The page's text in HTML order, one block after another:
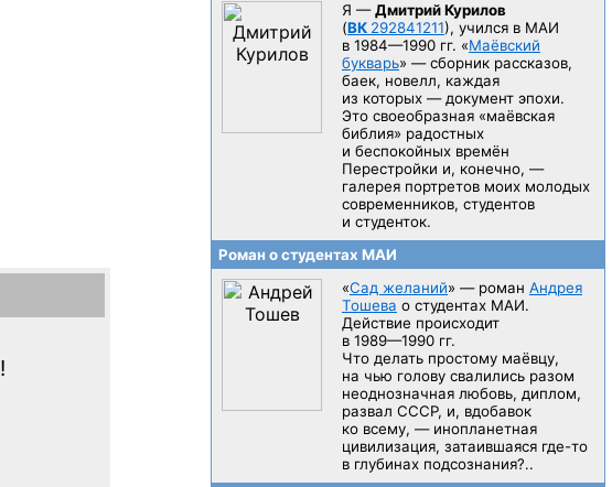
!
Я —Дмитрий Курилов
(ВК 292841211), учился в МАИ
в 1984—1990 гг. «Маёвский
букварь» — сборник рассказов,
баек, новелл, каждая
из которых — документ эпохи.
Это своеобразная «маёвская
библия» радостных
и беспокойных времён
Перестройки и, конечно, —
галерея портретов моих молодых
современников, студентов
и студенток.
Роман о студентах МАИ
«Сад желаний» — роман Андрея
Тошева о студентах МАИ.
Действие происходит
в 1989—1990 гг.
Что делать простому маёвцу,
на чью голову свалились разом
неоднозначная любовь, диплом,
развал CCCP, и, вдобавок
ко всему, — инопланетная
цивилизация, затаившаяся где-то
в глубинах подсознания?..